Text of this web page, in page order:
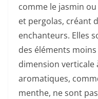
comme le jasmin
et pergolas, créant
enchanteurs. Elles
des éléments
dimension verticale
aromatiques,
menthe, ne sont